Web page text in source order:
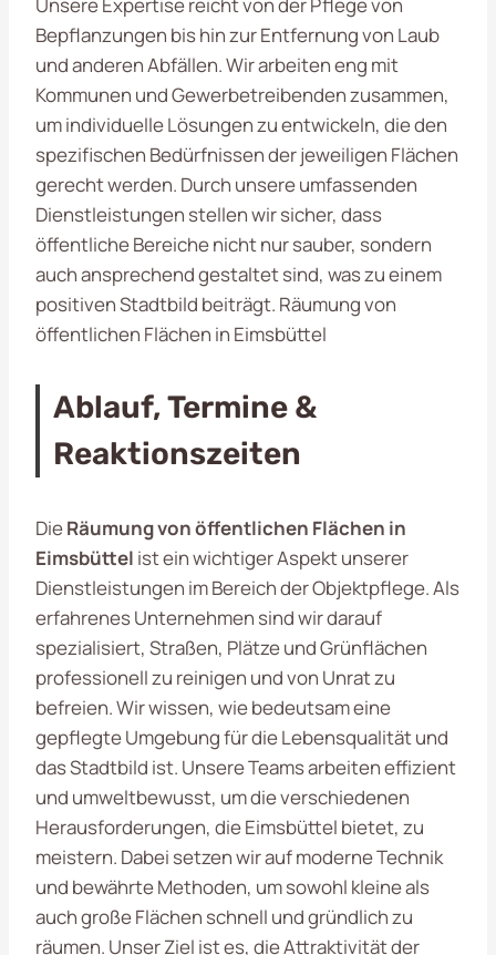
Bepflanzungen bis hin zur Entfernung von Laub
und anderen Abfällen. Wir arbeiten eng mit
Kommunen und Gewerbetreibenden zusammen,
um individuelle Lösungen zu entwickeln, die den
spezifischen Bedürfnissen der jeweiligen Flächen
gerecht werden. Durch unsere umfassenden
Dienstleistungen stellen wir sicher, dass
öffentliche Bereiche nicht nur sauber, sondern
auch ansprechend gestaltet sind, was zu einem
positiven Stadtbild beiträgt. Räumung von
öffentlichen Flächen in Eimsbüttel
Ablauf, Termine &
Reaktionszeiten
DieRäumung von öffentlichen Flächen in
Eimsbüttel ist ein wichtiger Aspekt unserer
Dienstleistungen im Bereich der Objektpflege. Als
erfahrenes Unternehmen sind wir darauf
spezialisiert, Straßen, Plätze und Grünflächen
professionell zu reinigen und von Unrat zu
befreien. Wir wissen, wie bedeutsam eine
gepflegte Umgebung für die Lebensqualität und
das Stadtbild ist. Unsere Teams arbeiten effizient
und umweltbewusst, um die verschiedenen
Herausforderungen, die Eimsbüttel bietet, zu
meistern. Dabei setzen wir auf moderne Technik
und bewährte Methoden, um sowohl kleine als
auch große Flächen schnell und gründlich zu
räumen. Unser Ziel ist es, die Attraktivität der